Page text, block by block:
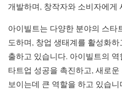
개발하며, 창작자와 소비자에게
아이빌트는 다양한 분야의 스타
도하며, 창업 생태계를 활성화
출하고 있습니다. 아이빌트의
타트업 성공을 촉진하고, 새로
보이는데 큰 역할을 하고 있습니